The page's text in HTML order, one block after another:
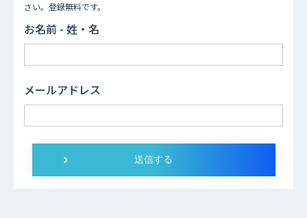
さい。登録無料です。
お名前 - 姓・名
メールアドレス